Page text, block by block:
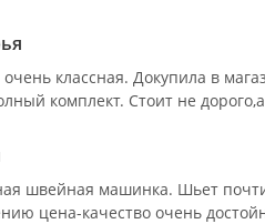
классная. Докупила в
комплект. Стоит не
швейная машинка. Шьет
цена-качество очень